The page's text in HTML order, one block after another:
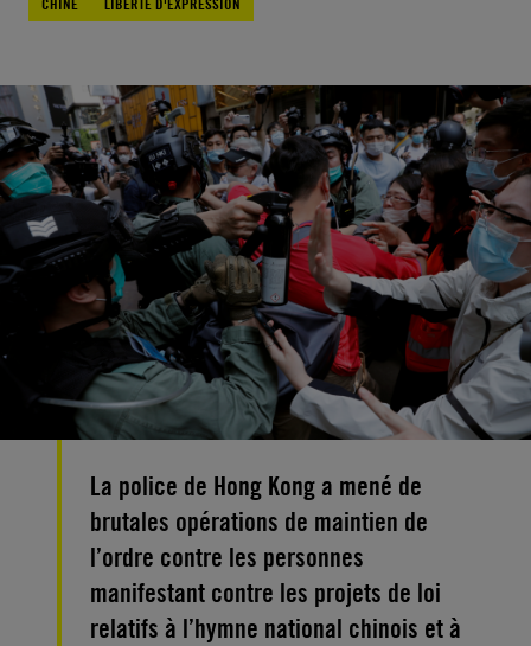
La police de Hong Kong a mené de
brutales opérations de maintien de
l’ordre contre les personnes
manifestant contre les projets de loi
relatifs à l’hymne national chinois et à